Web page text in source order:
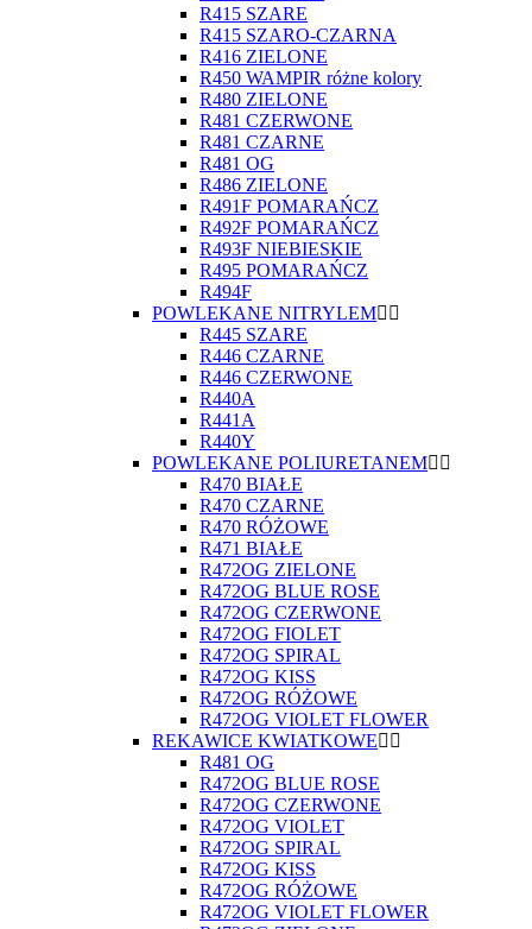
R415 SZARE
R415 SZARO-CZARNA
R416 ZIELONE
R450 WAMPIR różne kolory
R480 ZIELONE
R481 CZERWONE
R481 CZARNE
R481 OG
R486 ZIELONE
R491F POMARAŃCZ
R492F POMARAŃCZ
R493F NIEBIESKIE
R495 POMARAŃCZ
R494F
POWLEKANE NITRYLEM
R445 SZARE
R446 CZARNE
R446 CZERWONE
R440A
R441A
R440Y
POWLEKANE POLIURETANEM
R470 BIAŁE
R470 CZARNE
R470 RÓŻOWE
R471 BIAŁE
R472OG ZIELONE
R472OG BLUE ROSE
R472OG CZERWONE
R472OG FIOLET
R472OG SPIRAL
R472OG KISS
R472OG RÓŻOWE
R472OG VIOLET FLOWER
REKAWICE KWIATKOWE
R481 OG
R472OG BLUE ROSE
R472OG CZERWONE
R472OG VIOLET
R472OG SPIRAL
R472OG KISS
R472OG RÓŻOWE
R472OG VIOLET FLOWER